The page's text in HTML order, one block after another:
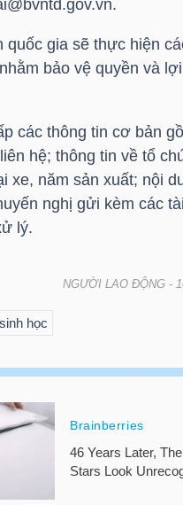
quốc gia sẽ thực hiện
bảo vệ quyền và
các thông tin cơ bản
hệ; thông tin về tổ
xe, năm sản xuất; nội
nghị gửi kèm các
lý.
NGƯỜI LAO ĐỘNG -
học